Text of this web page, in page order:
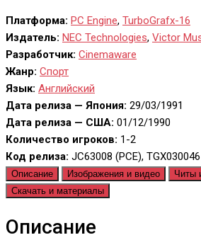
Платформа: PC Engine, TurboGrafx-16
Издатель: NEC Technologies, Victor
Разработчик: Cinemaware
Жанр: Спорт
Язык: Английский
Дата релиза — Япония: 29/03/1991
Дата релиза — США: 01/12/1990
Количество игроков: 1-2
Код релиза: JC63008 (PCE),
Описание Изображения и видео
Читы
Скачать и материалы
Описание